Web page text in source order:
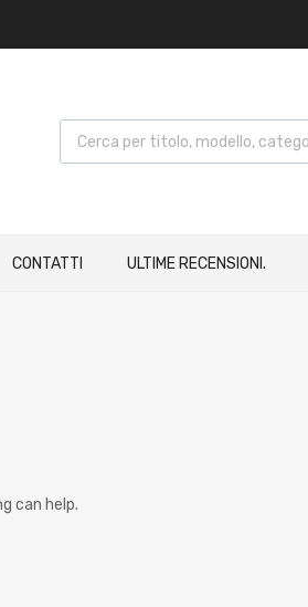
CONTATTI ULTIME RECENSIONI.
can help.